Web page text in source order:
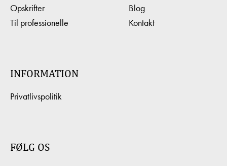
Opskrifter
Til professionelle
Blog
Kontakt
INFORMATION
Privatlivspolitik
FØLG OS